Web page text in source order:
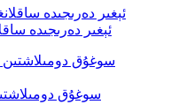
ئېغىر دەرىجىدە
سوغۇق